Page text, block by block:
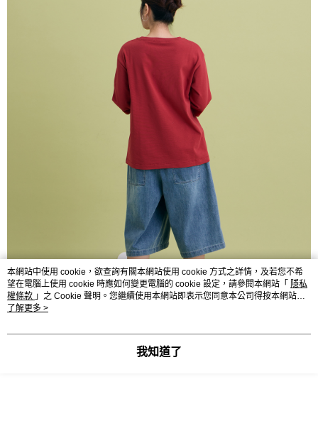
本網站中使用 cookie，欲查詢有關本網站使用 cookie 方式之詳情，及若您不希
望在電腦上使用 cookie 時應如何變更電腦的 cookie 設定，請參閱本網站「 隱私
權條款 」之 Cookie 聲明。您繼續使用本網站即表示您同意本公司得按本網站使
用條款之 Cookie 聲明使用 cookie。
了解更多 >
我知道了